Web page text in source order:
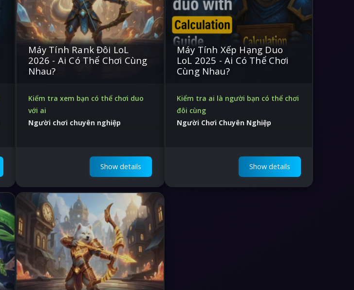
Máy Tính Rank Đôi LoL
2026 - Ai Có Thể Chơi Cùng
Nhau?
Kiểm tra xem bạn có thể chơi duo
với ai
Người chơi chuyên nghiệp
Show details
Máy Tính Xếp Hạng Duo
LoL 2025 - Ai Có Thể Chơi
Cùng Nhau?
Kiểm tra ai là người bạn có thể chơi
đôi cùng
Người Chơi Chuyên Nghiệp
Show details